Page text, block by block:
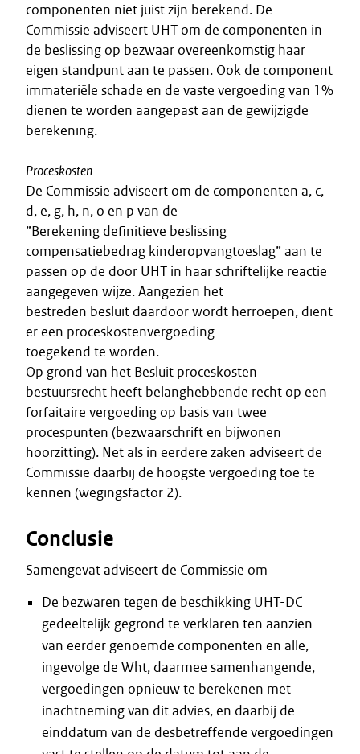
componenten niet juist zijn berekend. De
Commissie adviseert UHT om de componenten in
de beslissing op bezwaar overeenkomstig haar
eigen standpunt aan te passen. Ook de component
immateriële schade en de vaste vergoeding van 1%
dienen te worden aangepast aan de gewijzigde
berekening.
Proceskosten
De Commissie adviseert om de componenten a, c,
d, e, g, h, n, o en p van de
”Berekening definitieve beslissing
compensatiebedrag kinderopvangtoeslag” aan te
passen op de door UHT in haar schriftelijke reactie
aangegeven wijze. Aangezien het
bestreden besluit daardoor wordt herroepen, dient
er een proceskostenvergoeding
toegekend te worden.
Op grond van het Besluit proceskosten
bestuursrecht heeft belanghebbende recht op een
forfaitaire vergoeding op basis van twee
procespunten (bezwaarschrift en bijwonen
hoorzitting). Net als in eerdere zaken adviseert de
Commissie daarbij de hoogste vergoeding toe te
kennen (wegingsfactor 2).
Conclusie
Samengevat adviseert de Commissie om
De bezwaren tegen de beschikking UHT-DC
gedeeltelijk gegrond te verklaren ten aanzien
van eerder genoemde componenten en alle,
ingevolge de Wht, daarmee samenhangende,
vergoedingen opnieuw te berekenen met
inachtneming van dit advies, en daarbij de
einddatum van de desbetreffende vergoedingen